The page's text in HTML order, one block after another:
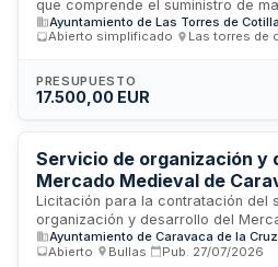
Patronales 2026 -
de Cotillas
que comprende el suministro de
incluyendo la figura del raspajo, y
de un espectáculo musical con
municipio de Las Torres de
responsable tanto del suministro
técnica del espectáculo
cumplimiento de todas las
aplicables.
Ayuntamiento de Las Torres de
Abierto simplificado
Las torres de
PRESUPUESTO
17.500,00 EUR
Servicio de organización y
Mercado Medieval de
2026
Licitación para la contratación del
organización y desarrollo del
Caravaca de la Cruz. El contratista
responsable de la planificación,
Ayuntamiento de Caravaca de la Cruz
Abierto
Bullas Pub. 27/07/2026